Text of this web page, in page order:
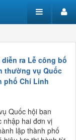
diễn ra Lễ công bố
thường vụ Quốc
phố Chí Linh
Quốc hội ban
nhập hai đơn vị
lập thành phố